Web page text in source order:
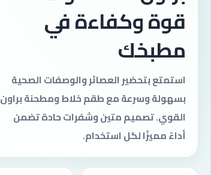
قوة وكفاءة في
مطبخك
استمتع بتحضير العصائر والوصفات الصحية
بسهولة وسرعة مع طقم خلاط ومطحنة براون
القوي. تصميم متين وشفرات حادة تضمن
أداءً مميزًا لكل استخدام.